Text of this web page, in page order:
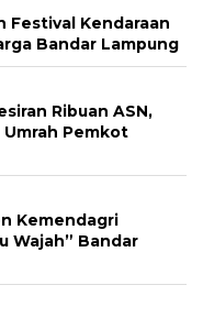
Festival Kendaraan
Bandar Lampung
Ribuan ASN,
Umrah Pemkot
Kemendagri
Wajah” Bandar